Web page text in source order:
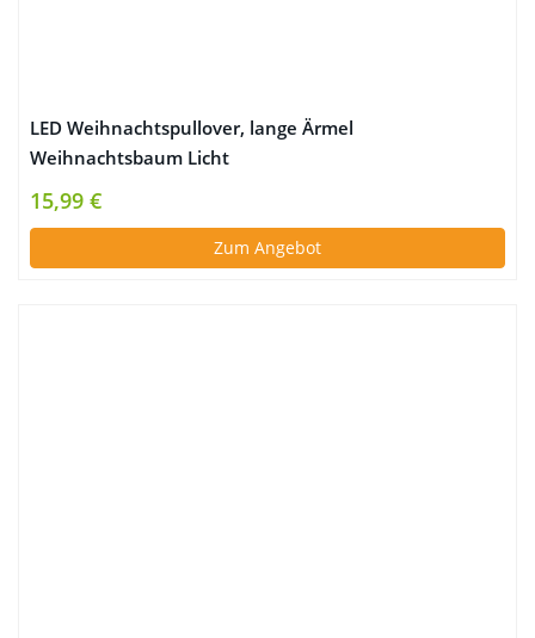
LED Weihnachtspullover, lange Ärmel
Weihnachtsbaum Licht
15,99 €
Zum Angebot